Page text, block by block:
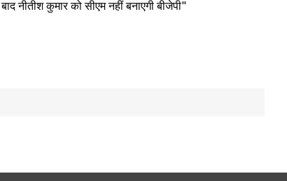
बाद नीतीश कुमार को सीएम नहीं बनाएगी बीजेपी"